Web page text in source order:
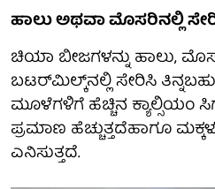
ಹಾಲು ಅಥವಾ ಮೊಸರಿನಲ್ಲಿ
ಚಿಯಾ ಬೀಜಗಳನ್ನು ಹಾಲು,
ಬಟರ್‌ಮಿಲ್ಕ್‌ನಲ್ಲಿ ಸೇರಿಸಿ
ಮೂಳೆಗಳಿಗೆ ಹೆಚ್ಚಿನ ಕ್ಯಾಲ್ಸಿಯಂ
ಪ್ರಮಾಣ ಹೆಚ್ಚುತ್ತದೆಹಾಗೂ
ಎನಿಸುತ್ತದೆ.